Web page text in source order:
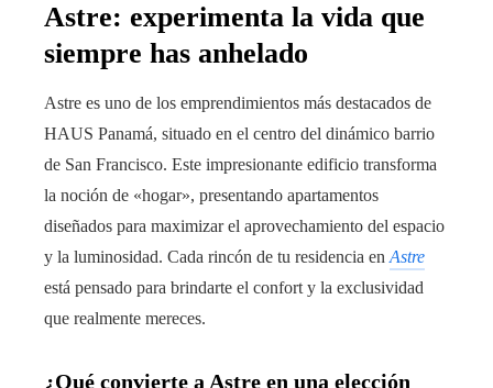
Astre: experimenta la vida que
siempre has anhelado
Astre es uno de los emprendimientos más destacados de
HAUS Panamá, situado en el centro del dinámico barrio
de San Francisco. Este impresionante edificio transforma
la noción de «hogar», presentando apartamentos
diseñados para maximizar el aprovechamiento del espacio
y la luminosidad. Cada rincón de tu residencia en Astre
está pensado para brindarte el confort y la exclusividad
que realmente mereces.
¿Qué convierte a Astre en una elección